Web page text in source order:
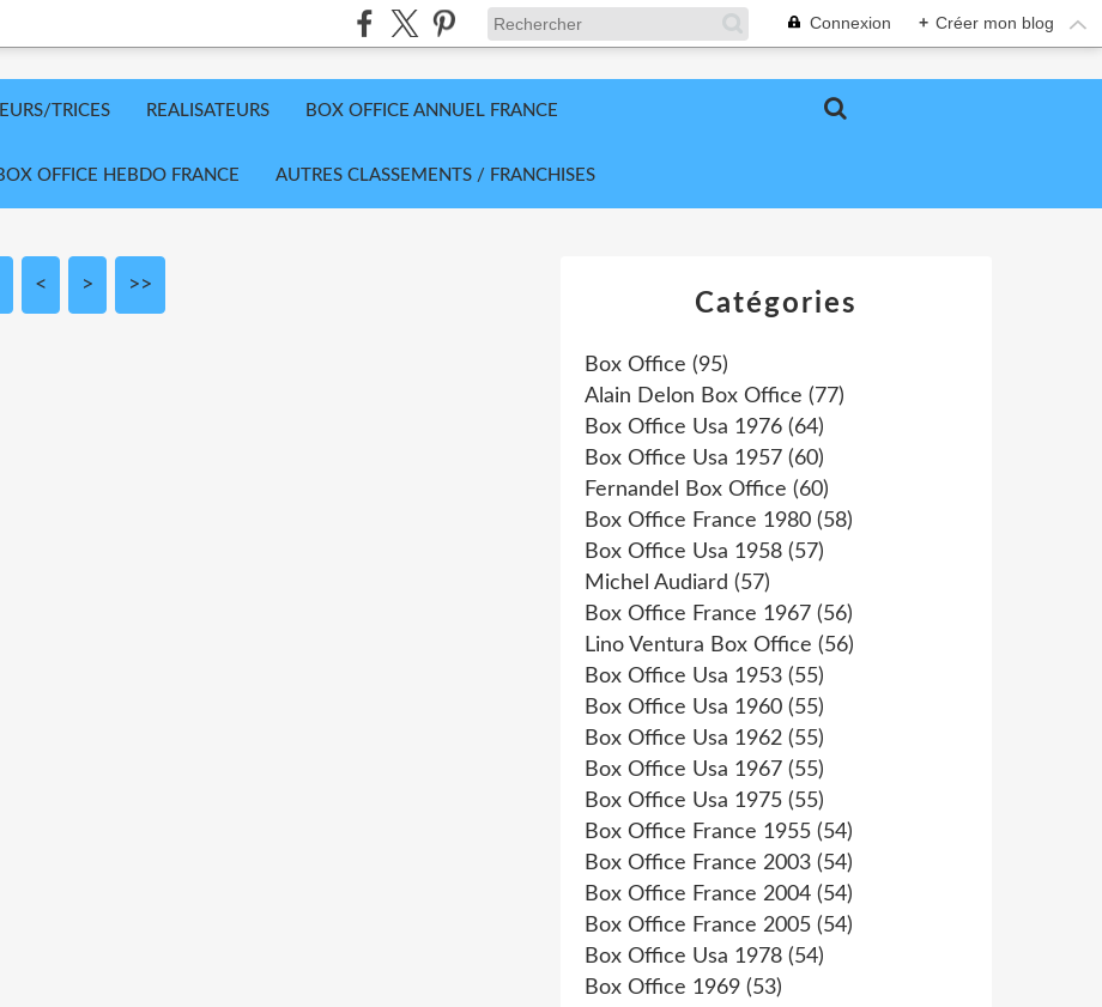
Connexion + Créer mon blog
TRICES REALISATEURS BOX OFFICE ANNUEL FRANCE
OFFICE HEBDO FRANCE AUTRES CLASSEMENTS / FRANCHISES
< 10
> >>
Catégories
Box Office (95)
Alain Delon Box Office (77)
Box Office Usa 1976 (64)
Box Office Usa 1957 (60)
Fernandel Box Office (60)
Box Office France 1980 (58)
Box Office Usa 1958 (57)
Michel Audiard (57)
Box Office France 1967 (56)
Lino Ventura Box Office (56)
Box Office Usa 1953 (55)
Box Office Usa 1960 (55)
Box Office Usa 1962 (55)
Box Office Usa 1967 (55)
Box Office Usa 1975 (55)
Box Office France 1955 (54)
Box Office France 2003 (54)
Box Office France 2004 (54)
Box Office France 2005 (54)
Box Office Usa 1978 (54)
Box Office 1969 (53)